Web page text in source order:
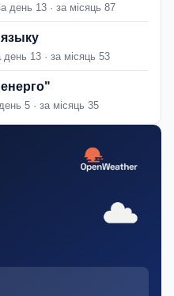
день 13 · за місяць 87
день 13 · за місяць 53
5 · за місяць 35